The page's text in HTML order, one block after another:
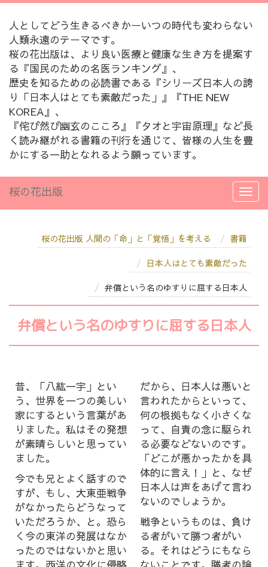
人としてどう生きるべきかーいつの時代も変わらない
人類永遠のテーマです。
桜の花出版は、より良い医療と健康な生き方を提案す
る『国民のための名医ランキング』、
歴史を知るための必読書である『シリーズ日本人の誇
り「日本人はとても素敵だった」』『THE NEW
KOREA』、
『侘び然び幽玄のこころ』『タオと宇宙原理』など長
く読み継がれる書籍の刊行を通じて、皆様の人生を豊
かにする一助となれるよう願っています。
桜の花出版
桜の花出版 人間の「命」と「覚悟」を考える 書籍
日本人はとても素敵だった
弁償という名のゆすりに屈する日本人
弁償という名のゆすりに屈する日本人
昔、「八紘一宇」とい
う、世界を一つの美しい
家にするという言葉があ
りました。私はその発想
が素晴らしいと思ってい
ました。
今でも兄とよく話すので
すが、もし、大東亜戦争
がなかったらどうなって
いただろうか、と。恐ら
く今の東洋の発展はなか
ったのではないかと思い
だから、日本人は悪いと
言われたからといって、
何の根拠もなく小さくな
って、自責の念に駆られ
る必要などないのです。
「どこが悪かったかを具
体的に言え！」と、なぜ
日本人は声をあげて言わ
ないのでしょうか。
戦争というものは、負け
る者がいて勝つ者がい
る。それはどうにもなら